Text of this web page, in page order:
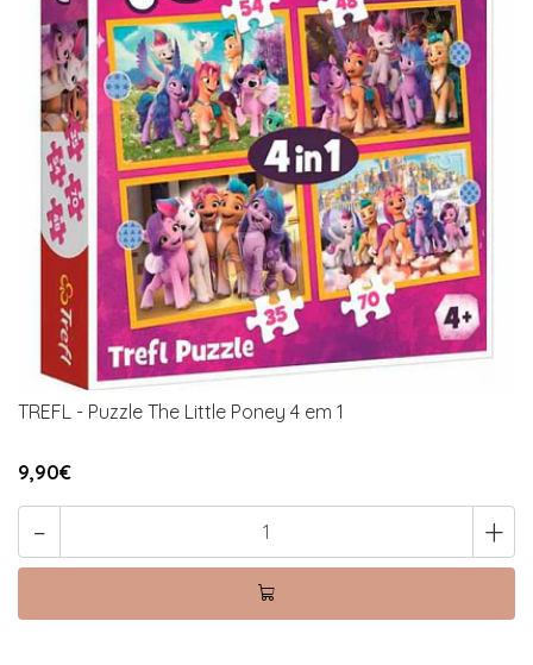
TREFL - Puzzle The Little Poney 4 em 1
9,90€
- +